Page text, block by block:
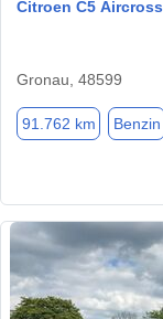
Citroen C5 Aircross
Gronau, 48599
91.762 km Benzin